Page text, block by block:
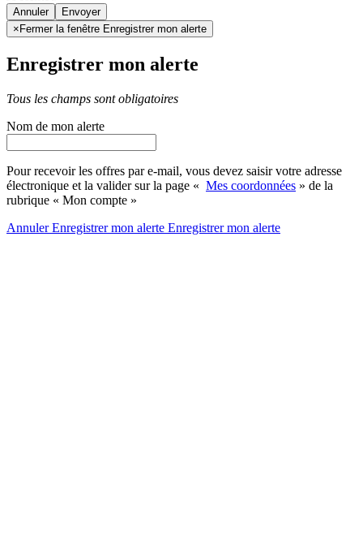
Annuler
× Fermer la fenêtre Enregistrer mon alerte
Enregistrer mon alerte
Tous les champs sont obligatoires
Nom de mon alerte
Pour recevoir les offres par e-mail, vous devez saisir votre adresse
électronique et la valider sur la page « Mes coordonnées » de la
rubrique « Mon compte »
AnnulerEnregistrer mon alerte Enregistrermon alerte